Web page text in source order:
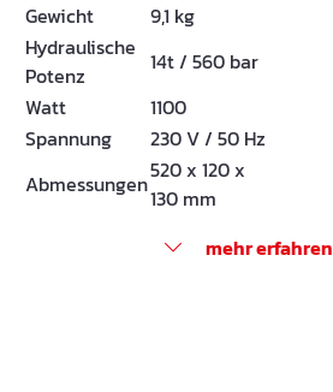
Gewicht
9,1 kg
Hydraulische
Potenz
14t / 560 bar
Watt
1100
Spannung
230 V / 50 Hz
Abmessungen520 x 120 x
130 mm
mehr erfahren